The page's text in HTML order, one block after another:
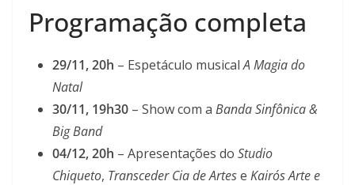
Programação completa
29/11, 20h – Espetáculo musicalA Magia do
Natal
30/11, 19h30 – Show com a Banda Sinfônica &
Big Band
04/12, 20h – Apresentações do Studio
Chiqueto, Transceder Cia de Artese Kairós Arte e